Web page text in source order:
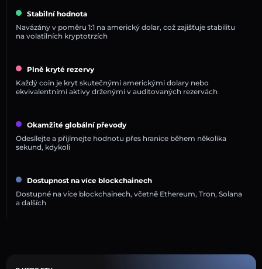
Stabilní hodnota
Navázány v poměru 1:1 na americký dolar, což zajišťuje stabilitu
na volatilních kryptotrzích
Plně kryté rezervy
Každý coin je kryt skutečnými americkými dolary nebo
ekvivalentními aktivy drženými v auditovaných rezervách
Okamžité globální převody
Odesílejte a přijímejte hodnotu přes hranice během několika
sekund, kdykoli
Dostupnost na více blockchainech
Dostupné na více blockchainech, včetně Ethereum, Tron, Solana
a dalších